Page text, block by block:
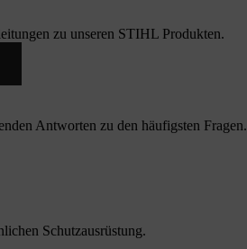
zu unseren STIHL Produkten.
Antworten zu den häufigsten Fragen.
Schutzausrüstung.